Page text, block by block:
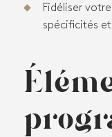
Fidéliser
spécificités